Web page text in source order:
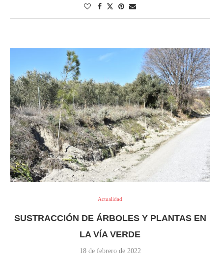
Actualidad
SUSTRACCIÓN DE ÁRBOLES Y PLANTAS EN
LA VÍA VERDE
18 de febrero de 2022